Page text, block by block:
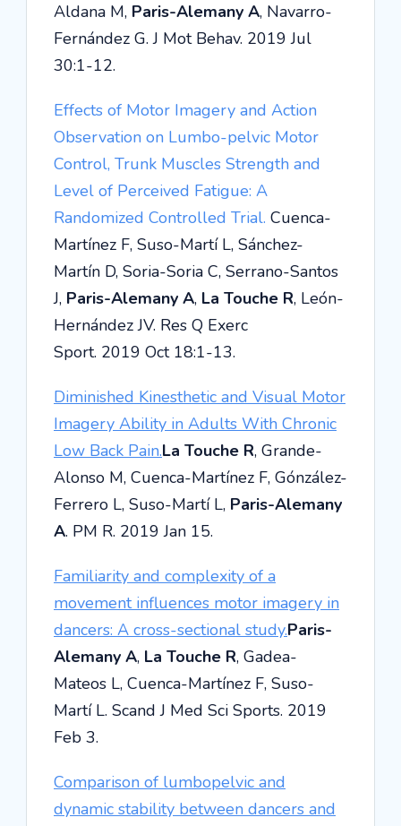
Aldana M, Paris-Alemany A, Navarro-
Fernández G. J Mot Behav. 2019 Jul
30:1-12.
Effects of Motor Imagery and Action
Observation on Lumbo-pelvic Motor
Control, Trunk Muscles Strength and
Level of Perceived Fatigue: A
Randomized Controlled Trial. Cuenca-
Martínez F, Suso-Martí L, Sánchez-
Martín D, Soria-Soria C, Serrano-Santos
J, Paris-Alemany A, La Touche R, León-
Hernández JV. Res Q Exerc
Sport. 2019 Oct 18:1-13.
Diminished Kinesthetic and Visual Motor
Imagery Ability in Adults With Chronic
Low Back Pain.La Touche R, Grande-
Alonso M, Cuenca-Martínez F, Gónzález-
Ferrero L, Suso-Martí L, Paris-Alemany
A. PM R. 2019 Jan 15.
Familiarity and complexity of a
movement influences motor imagery in
dancers: A cross-sectional study.Paris-
Alemany A, La Touche R, Gadea-
Mateos L, Cuenca-Martínez F, Suso-
Martí L. Scand J Med Sci Sports. 2019
Feb 3.
Comparison of lumbopelvic and
dynamic stability between dancers and